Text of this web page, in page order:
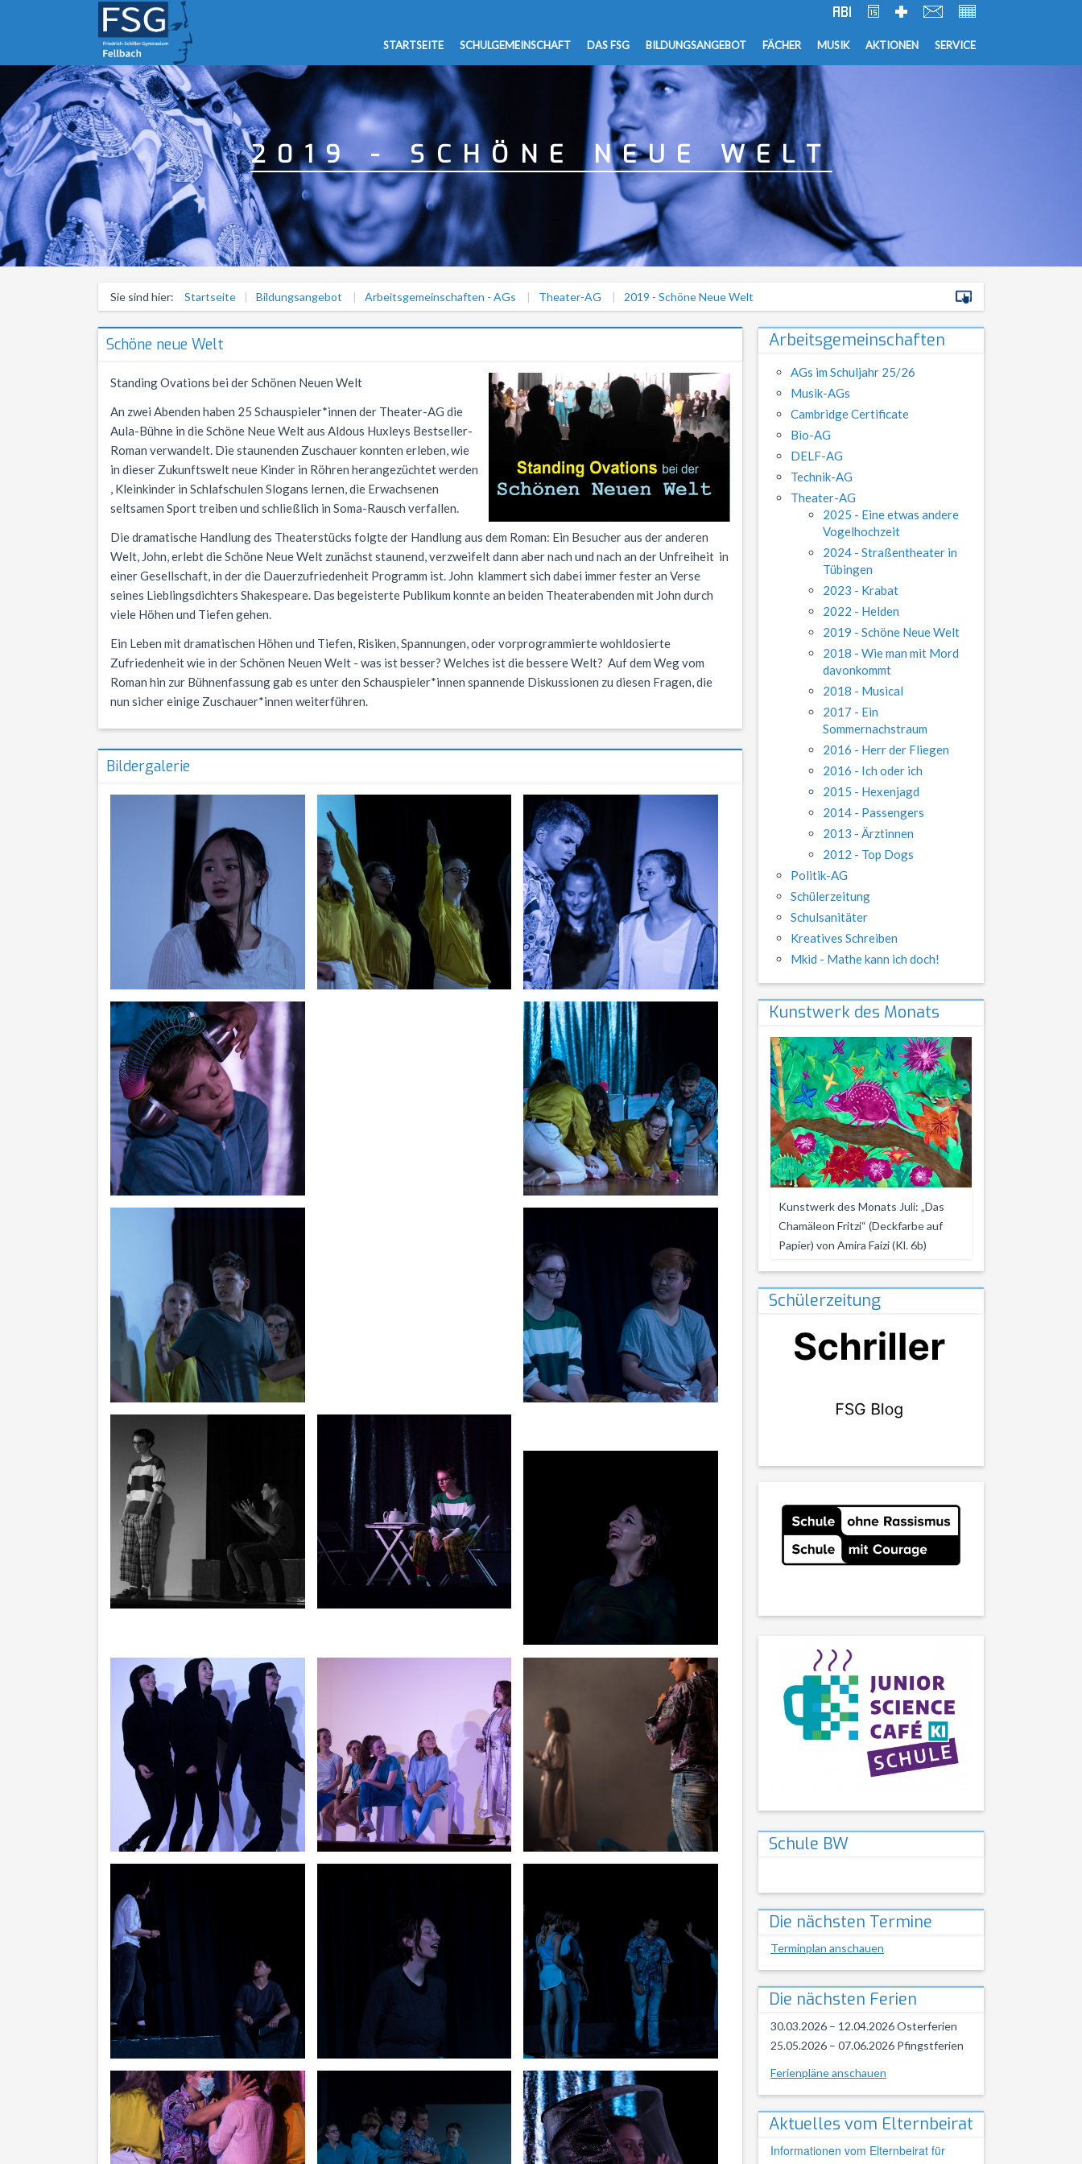
STARTSEITE SCHULGEMEINSCHAFT DAS FSG BILDUNGSANGEBOT FÄCHER MUSIK AKTIONEN SERVICE
2019 - SCHÖNE NEUE WELT
Sie sind hier: Startseite Bildungsangebot Arbeitsgemeinschaften - AGs Theater-AG 2019 - Schöne Neue Welt
Schöne neue Welt
Standing Ovations bei der Schönen Neuen Welt
An zwei Abenden haben 25 Schauspieler*innen der Theater-AG die
Aula-Bühne in die Schöne Neue Welt aus Aldous Huxleys Bestseller-
Roman verwandelt. Die staunenden Zuschauer konnten erleben, wie
in dieser Zukunftswelt neue Kinder in Röhren herangezüchtet werden
, Kleinkinder in Schlafschulen Slogans lernen, die Erwachsenen
seltsamen Sport treiben und schließlich in Soma-Rausch verfallen.
Die dramatische Handlung des Theaterstücks folgte der Handlung aus dem Roman: Ein Besucher aus der anderen
Welt, John, erlebt die Schöne Neue Welt zunächst staunend, verzweifelt dann aber nach und nach an der Unfreiheit in
einer Gesellschaft, in der die Dauerzufriedenheit Programm ist. John klammert sich dabei immer fester an Verse
seines Lieblingsdichters Shakespeare. Das begeisterte Publikum konnte an beiden Theaterabenden mit John durch
viele Höhen und Tiefen gehen.
Ein Leben mit dramatischen Höhen und Tiefen, Risiken, Spannungen, oder vorprogrammierte wohldosierte
Zufriedenheit wie in der Schönen Neuen Welt - was ist besser? Welches ist die bessere Welt? Auf dem Weg vom
Roman hin zur Bühnenfassung gab es unter den Schauspieler*innen spannende Diskussionen zu diesen Fragen, die
nun sicher einige Zuschauer*innen weiterführen.
Bildergalerie
Arbeitsgemeinschaften
AGs im Schuljahr 25/26
Musik-AGs
Cambridge Certificate
Bio-AG
DELF-AG
Technik-AG
Theater-AG
2025 - Eine etwas andere
Vogelhochzeit
2024 - Straßentheater in
Tübingen
2023 - Krabat
2022 - Helden
2019 - Schöne Neue Welt
2018 - Wie man mit Mord
davonkommt
2018 - Musical
2017 - Ein
Sommernachstraum
2016 - Herr der Fliegen
2016 - Ich oder ich
2015 - Hexenjagd
2014 - Passengers
2013 - Ärztinnen
2012 - Top Dogs
Politik-AG
Schülerzeitung
Schulsanitäter
Kreatives Schreiben
Mkid - Mathe kann ich doch!
Kunstwerk des Monats
Kunstwerk des Monats Juli: „Das
Chamäleon Fritzi“ (Deckfarbe auf
Papier) von Amira Faizi (Kl. 6b)
Schülerzeitung
Schule BW
Die nächsten Termine
Terminplan anschauen
Die nächsten Ferien
30.03.2026 – 12.04.2026 Osterferien
25.05.2026 – 07.06.2026 Pfingstferien
Ferienpläne anschauen
Aktuelles vom Elternbeirat
Informationen vom Elternbeirat für